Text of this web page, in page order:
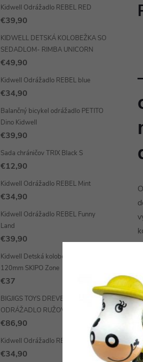
Kidwell Odrážadlo REBEL RED
€39,90
KIDWELL DETSKÁ KOLOBEŽKA SO
SEDADLOM- RIMBA UNICORN
€49,90
Kidwell Odrážadlo REBEL blue
€34,90
Balančný bicykel odrážadlo PETITO
Dino Kidwell
€39,90
Sada chráničov TRIX Black S
€12,90
Kidwell Odrážadlo REBEL Mint
€34,90
Kidwell Odrážadlo REBEL Funny
Land
€39,90
Kidwell Detská kolobežka skladacia
120mm SKIPO Zone
€37
BIGJIGS TOYS DREVENÉ
ODRÁŽADLO RUŽOVÉ
€86,90
Kidwell Odrážadlo REBEL Gray
€34,90